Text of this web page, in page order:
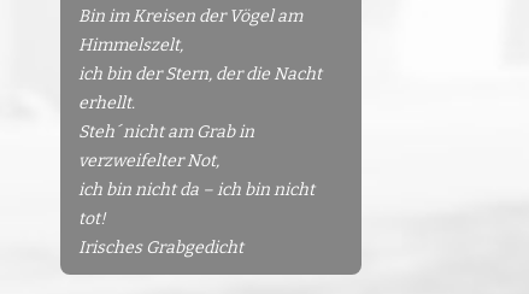
Bin im Kreisen der Vögel am
Himmelszelt,
ich bin der Stern, der die Nacht
erhellt.
Steh´ nicht am Grab in
verzweifelter Not,
ich bin nicht da – ich bin nicht
tot!
Irisches Grabgedicht